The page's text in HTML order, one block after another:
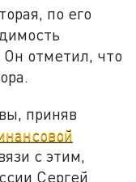
по его
отметил, что
приняв
с этим,
Сергей